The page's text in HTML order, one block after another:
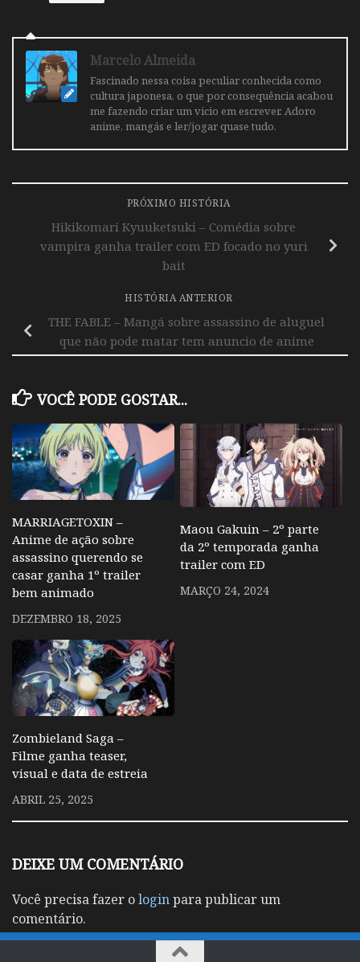
Marcelo Almeida
Fascinado nessa coisa peculiar conhecida como
cultura japonesa, o que por consequência acabou
me fazendo criar um vicio em escrever. Adoro
anime, mangás e ler/jogar quase tudo.
PRÓXIMO HISTÓRIA
Hikikomari Kyuuketsuki – Comédia sobre
vampira ganha trailer com ED focado no yuri
bait
HISTÓRIA ANTERIOR
THE FABLE – Mangá sobre assassino de aluguel
que não pode matar tem anuncio de anime
VOCÊ PODE GOSTAR...
MARRIAGETOXIN –
Anime de ação sobre
assassino querendo se
casar ganha 1º trailer
bem animado
DEZEMBRO 18, 2025
Maou Gakuin – 2º parte
da 2º temporada ganha
trailer com ED
MARÇO 24, 2024
Zombieland Saga –
Filme ganha teaser,
visual e data de estreia
ABRIL 25, 2025
DEIXE UM COMENTÁRIO
Você precisa fazer ologinpara publicar um
comentário.